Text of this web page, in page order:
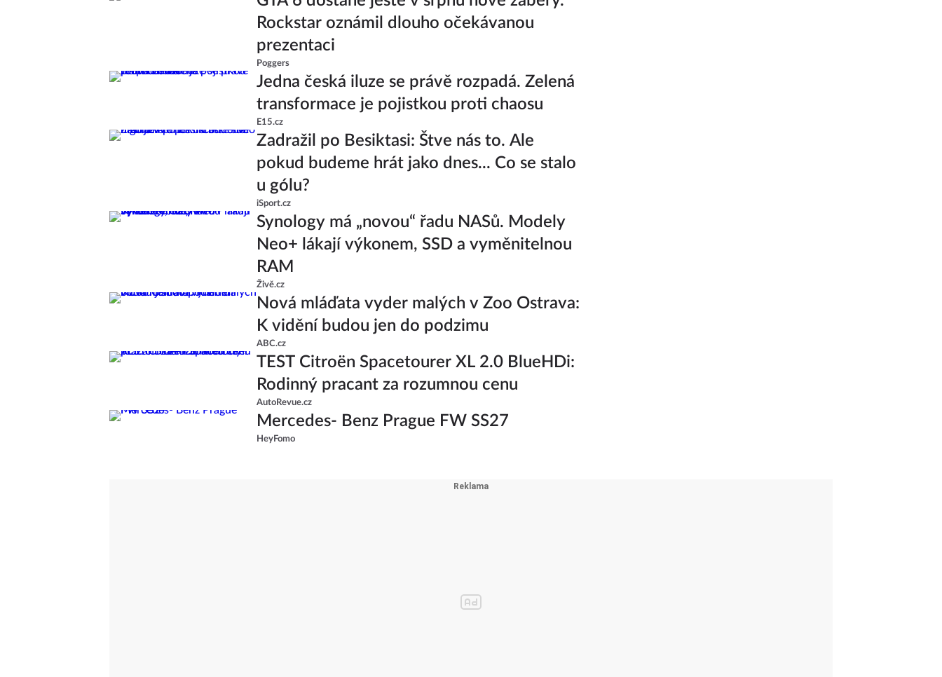
Rockstar oznámil dlouho očekávanou
prezentaci
Poggers
Jedna česká iluze se právě rozpadá. Zelená
transformace je pojistkou proti chaosu
E15.cz
Zadražil po Besiktasi: Štve nás to. Ale
pokud budeme hrát jako dnes... Co se stalo
u gólu?
iSport.cz
Synology má „novou“ řadu NASů. Modely
Neo+ lákají výkonem, SSD a vyměnitelnou
RAM
Živě.cz
Nová mláďata vyder malých v Zoo Ostrava:
K vidění budou jen do podzimu
ABC.cz
TEST Citroën Spacetourer XL 2.0 BlueHDi:
Rodinný pracant za rozumnou cenu
AutoRevue.cz
Mercedes- Benz Prague FW SS27
HeyFomo